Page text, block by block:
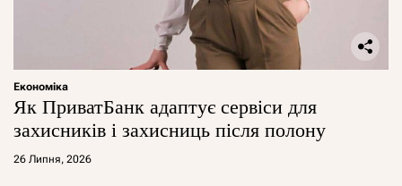
Економіка
Як ПриватБанк адаптує сервіси для
захисників і захисниць після полону
26 Липня, 2026